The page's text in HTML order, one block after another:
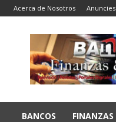
Acerca de Nosotros
Bancos
Finanzas
y
Valores
BANCOS FINANZAS